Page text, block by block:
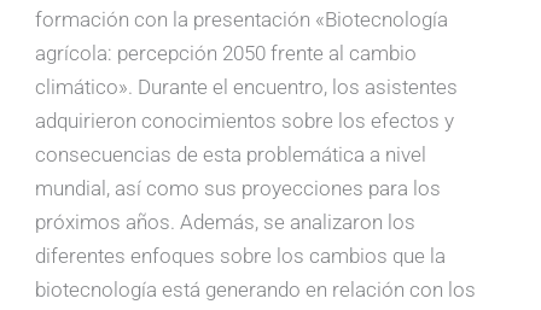
formación con la presentación «Biotecnología
agrícola: percepción 2050 frente al cambio
climático». Durante el encuentro, los asistentes
adquirieron conocimientos sobre los efectos y
consecuencias de esta problemática a nivel
mundial, así como sus proyecciones para los
próximos años. Además, se analizaron los
diferentes enfoques sobre los cambios que la
biotecnología está generando en relación con los